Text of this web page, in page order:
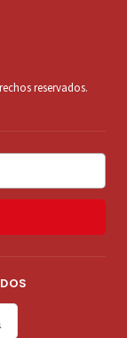
reservados.